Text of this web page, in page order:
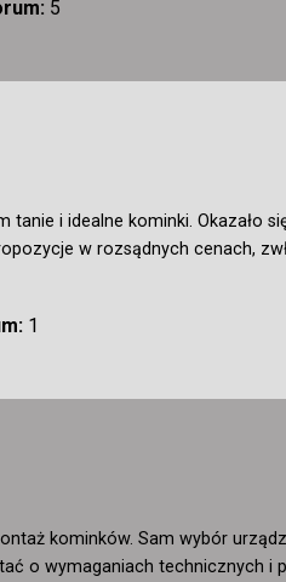
5
tanie i idealne kominki. Okazało
w rozsądnych cenach,
1
kominków. Sam wybór
o wymaganiach technicznych i